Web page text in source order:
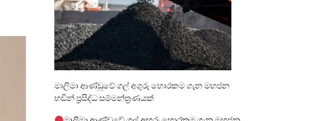
මාලිමා ආණ්ඩුවේ ගල් අගුරු හොරකම ගැන මහජන
හඩින් ප්‍රසිද්ධ සම්මන්ත්‍රණයක්